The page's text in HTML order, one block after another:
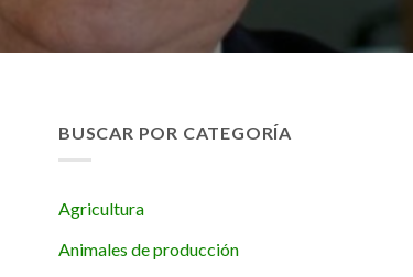
BUSCAR POR CATEGORÍA
Agricultura
Animales de producción